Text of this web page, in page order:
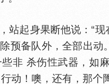
起身果断他说：“现
预备队外，全部出
非 杀伤
武器，如
动！噢，还有，那个